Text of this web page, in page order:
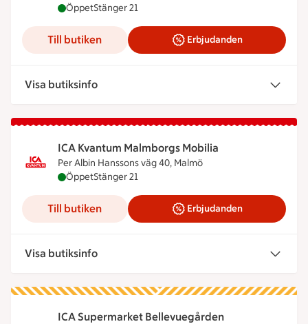
ICA Kvantum Malmborgs Erikslust är öppen nu,
ÖppetStänger 21
Till butiken Erbjudanden
Visa butiksinfo
ICA Kvantum Malmborgs Mobilia
Per Albin Hanssons väg 40, Malmö
ICA Kvantum Malmborgs Mobilia är öppen nu,
ÖppetStänger 21
Till butiken Erbjudanden
Visa butiksinfo
ICA Supermarket Bellevuegården